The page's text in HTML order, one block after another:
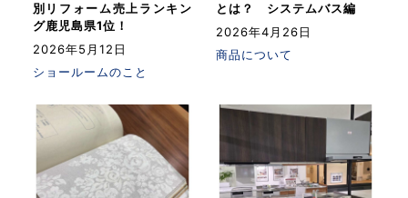
別リフォーム売上ランキン
グ鹿児島県1位！
2026年5月12日
ショールームのこと
とは？ システムバス編
2026年4月26日
商品について